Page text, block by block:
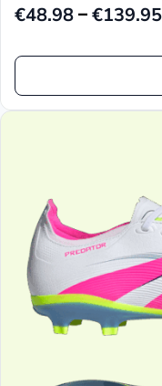
auf.
Die
Optionen
können
Produktseite
gewählt
werden
€48.98–€139.95
Preisspanne:
€139.95
Dieses
Produkt
auf.
Die
Optionen
können